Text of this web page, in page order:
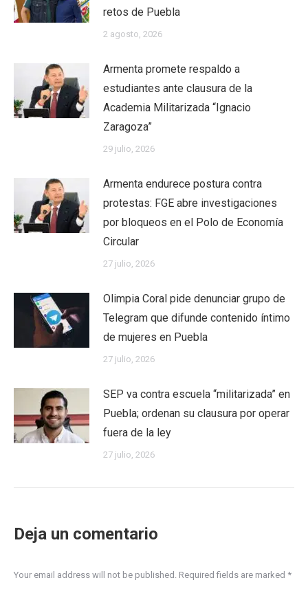
retos de Puebla
2 agosto, 2026
Armenta promete respaldo a
estudiantes ante clausura de la
Academia Militarizada “Ignacio
Zaragoza”
29 julio, 2026
Armenta endurece postura contra
protestas: FGE abre investigaciones
por bloqueos en el Polo de Economía
Circular
27 julio, 2026
Olimpia Coral pide denunciar grupo de
Telegram que difunde contenido íntimo
de mujeres en Puebla
27 julio, 2026
SEP va contra escuela “militarizada” en
Puebla; ordenan su clausura por operar
fuera de la ley
27 julio, 2026
Deja un comentario
Your email address will not be published. Required fields are marked *